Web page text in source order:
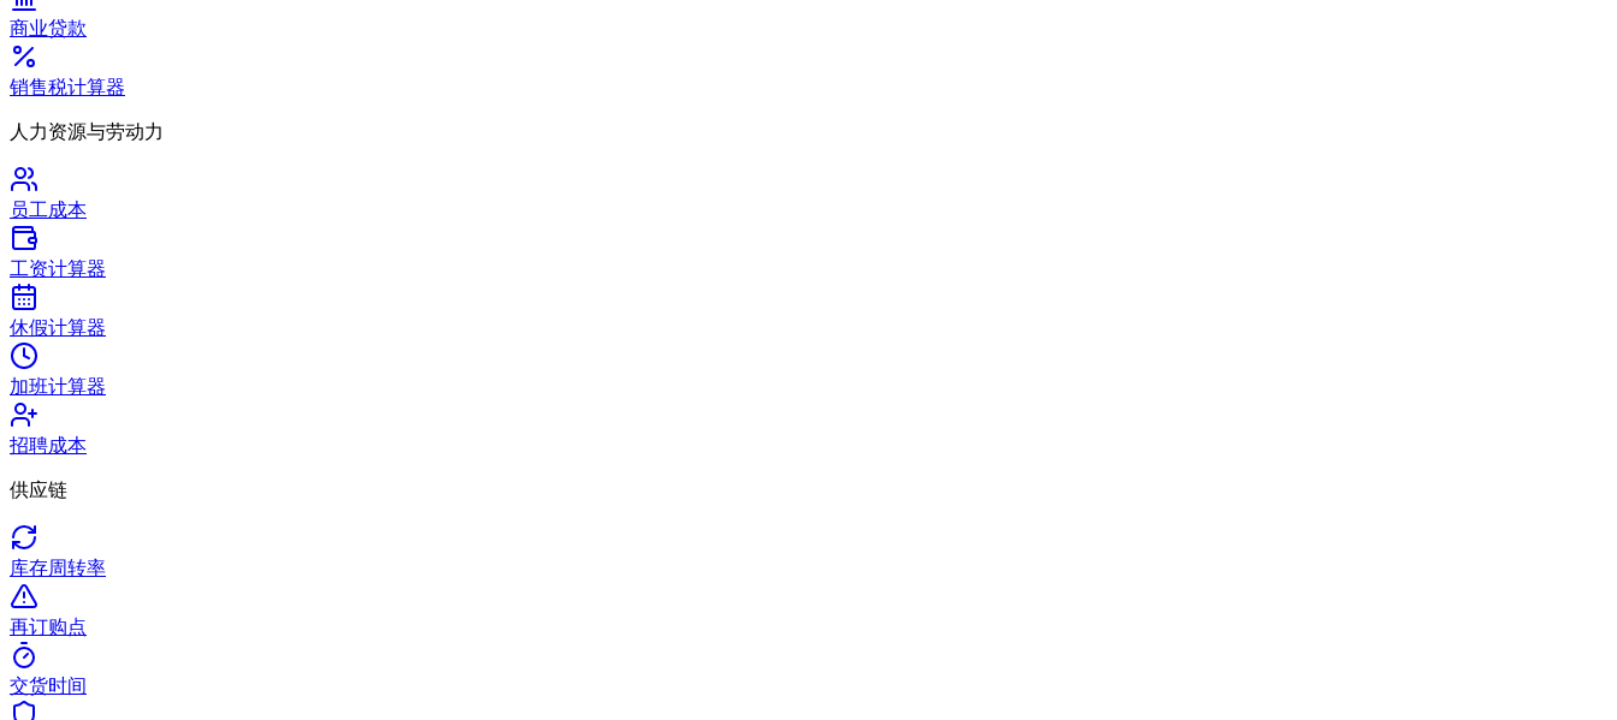
商业贷款
销售税计算器
人力资源与劳动力
员工成本
工资计算器
休假计算器
加班计算器
招聘成本
供应链
库存周转率
再订购点
交货时间